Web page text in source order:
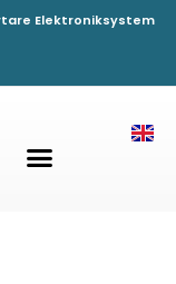
Elektroniksystem